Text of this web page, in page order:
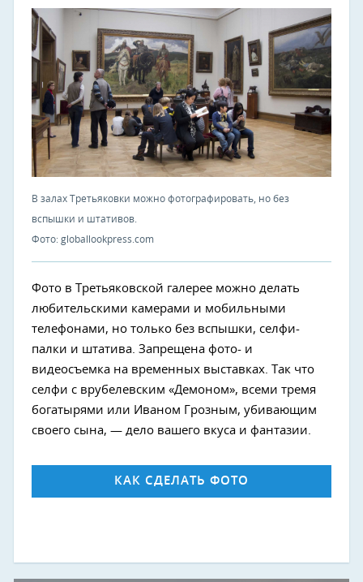
В залах Третьяковки можно фотографировать, но без
вспышки и штативов.
Фото: globallookpress.com
Фото в Третьяковской галерее можно делать
любительскими камерами и мобильными
телефонами, но только без вспышки, селфи-
палки и штатива. Запрещена фото- и
видеосъемка на временных выставках. Так что
селфи с врубелевским «Демоном», всеми тремя
богатырями или Иваном Грозным, убивающим
своего сына, — дело вашего вкуса и фантазии.
КАК СДЕЛАТЬ ФОТО